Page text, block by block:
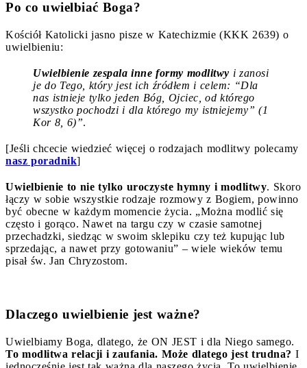
Po co uwielbiać Boga?
Kościół Katolicki jasno pisze w Katechizmie (KKK 2639) o
uwielbieniu:
Uwielbienie zespala inne formy modlitwy i zanosi
je do Tego, który jest ich źródłem i celem: “Dla
nas istnieje tylko jeden Bóg, Ojciec, od którego
wszystko pochodzi i dla którego my istniejemy” (1
Kor 8, 6)”.
[Jeśli chcecie wiedzieć więcej o rodzajach modlitwy polecamy
nasz poradnik]
Uwielbienie to nie tylko uroczyste hymny i modlitwy. Skoro
łączy w sobie wszystkie rodzaje rozmowy z Bogiem, powinno
być obecne w każdym momencie życia. „Można modlić się
często i gorąco. Nawet na targu czy w czasie samotnej
przechadzki, siedząc w swoim sklepiku czy też kupując lub
sprzedając, a nawet przy gotowaniu” – wiele wieków temu
pisał św. Jan Chryzostom.
Dlaczego uwielbienie jest ważne?
Uwielbiamy Boga, dlatego, że ON JEST i dla Niego samego.
To modlitwa relacji i zaufania. Może dlatego jest trudna? I